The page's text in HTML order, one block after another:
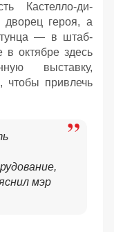
Кастелло-ди-
дворец героя, а
— в штаб-
в октябре здесь
выставку,
чтобы привлечь
мэр